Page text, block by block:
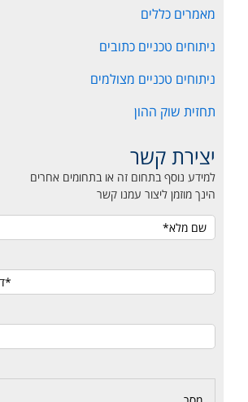
מאמרים כללים
ניתוחים טכניים כתובים
ניתוחים טכניים מצולמים
תחזית שוק ההון
יצירת קשר
למידע נוסף בתחום זה או בתחומים אחרים
הינך מוזמן ליצור עמנו קשר